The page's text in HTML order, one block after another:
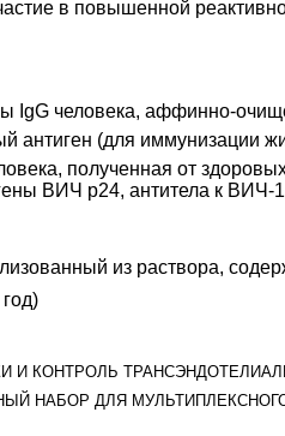
в повышенной
IgG человека, аффинно-
антиген (для иммунизации
полученная от
ВИЧ p24, антитела к
из раствора,
И КОНТРОЛЬ
НАБОР ДЛЯ